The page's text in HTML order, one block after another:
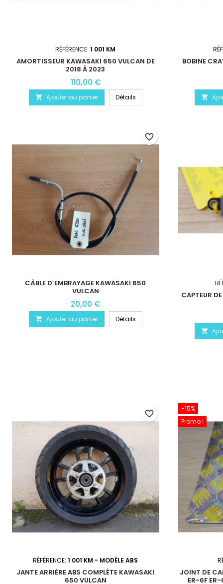
RÉFÉRENCE:1 001 KM
AMORTISSEUR KAWASAKI 650 VULCAN DE
2018 À 2023
110,00 €
 Ajouter au panier Détails
BOBINE

CÂBLE D’EMBRAYAGE KAWASAKI 650
VULCAN
20,00 €
 Ajouter au panier Détails
favorite_border
CAPTEUR

RÉFÉRENCE:1 001 KM - MODÈLE ABS
JANTE ARRIÈRE ABS COMPLÈTE KAWASAKI
650 VULCAN
favorite_border
-15%
Promo !
JOINT DE
ER-6F